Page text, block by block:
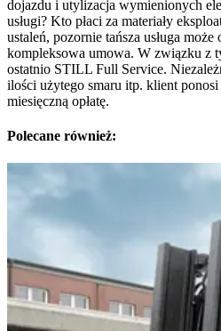
dojazdu i utylizacja wymienionych
usługi? Kto płaci za materiały
ustaleń, pozornie tańsza usługa
kompleksowa umowa. W związku z
ostatnio STILL Full Service.
ilości użytego smaru itp. klient ponosi
miesięczną opłatę.
Polecane również: